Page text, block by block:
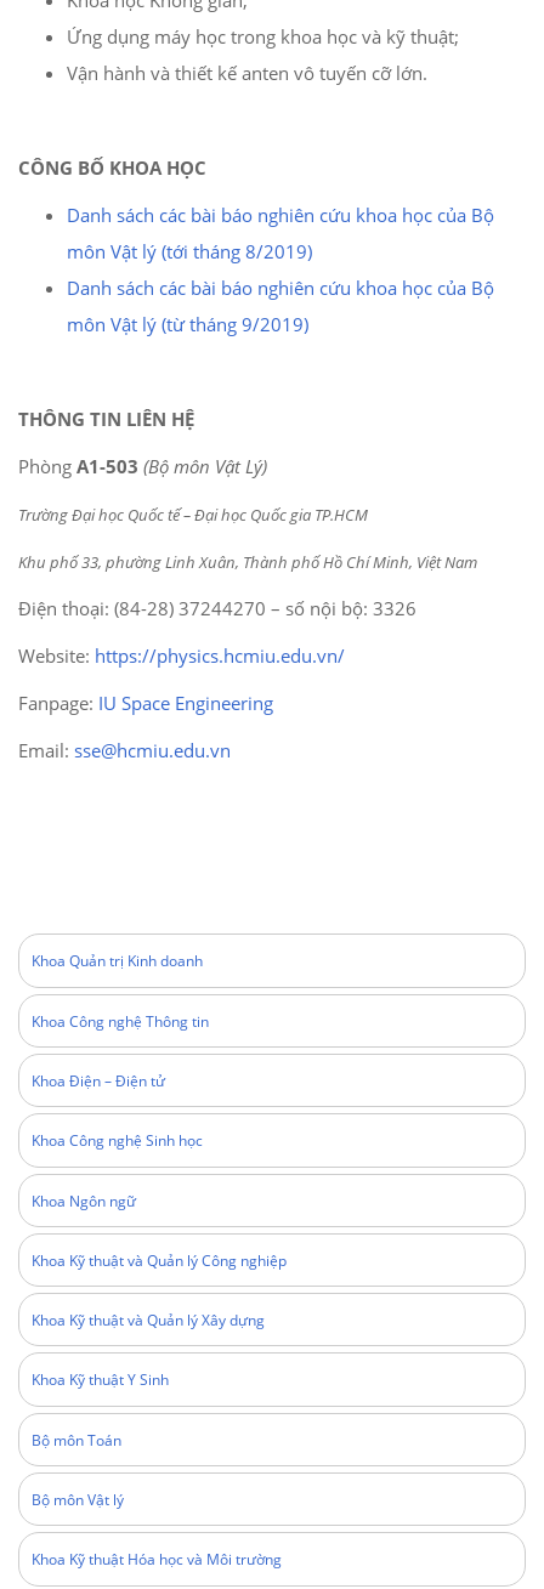
Ứng dụng máy học trong khoa học và kỹ thuật;
Vận hành và thiết kế anten vô tuyến cỡ lớn.
CÔNG BỐ KHOA HỌC
Danh sách các bài báo nghiên cứu khoa học của Bộ
môn Vật lý (tới tháng 8/2019)
Danh sách các bài báo nghiên cứu khoa học của Bộ
môn Vật lý (từ tháng 9/2019)
THÔNG TIN LIÊN HỆ
Phòng A1-503 (Bộ môn Vật Lý)
Trường Đại học Quốc tế – Đại học Quốc gia TP.HCM
Khu phố 33, phường Linh Xuân, Thành phố Hồ Chí Minh, Việt Nam
Điện thoại: (84-28) 37244270 – số nội bộ: 3326
Website: https://physics.hcmiu.edu.vn/
Fanpage: IU Space Engineering
Email: sse@hcmiu.edu.vn
Khoa Quản trị Kinh doanh
Khoa Công nghệ Thông tin
Khoa Điện – Điện tử
Khoa Công nghệ Sinh học
Khoa Ngôn ngữ
Khoa Kỹ thuật và Quản lý Công nghiệp
Khoa Kỹ thuật và Quản lý Xây dựng
Khoa Kỹ thuật Y Sinh
Bộ môn Toán
Bộ môn Vật lý
Khoa Kỹ thuật Hóa học và Môi trường